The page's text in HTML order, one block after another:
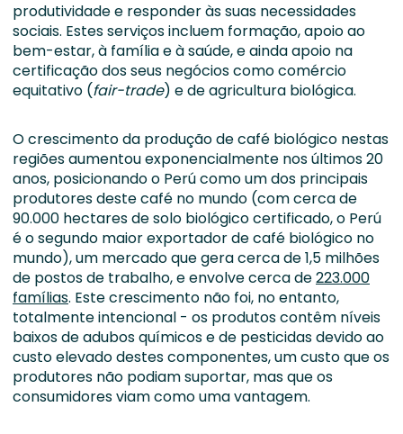
produtividade e responder às suas necessidades
sociais. Estes serviços incluem formação, apoio ao
bem-estar, à família e à saúde, e ainda apoio na
certificação dos seus negócios como comércio
equitativo (fair-trade) e de agricultura biológica.
O crescimento da produção de café biológico nestas
regiões aumentou exponencialmente nos últimos 20
anos, posicionando o Perú como um dos principais
produtores deste café no mundo (com cerca de
90.000 hectares de solo biológico certificado, o Perú
é o segundo maior exportador de café biológico no
mundo), um mercado que gera cerca de 1,5 milhões
de postos de trabalho, e envolve cerca de223.000
famílias. Este crescimento não foi, no entanto,
totalmente intencional - os produtos contêm níveis
baixos de adubos químicos e de pesticidas devido ao
custo elevado destes componentes, um custo que os
produtores não podiam suportar, mas que os
consumidores viam como uma vantagem.